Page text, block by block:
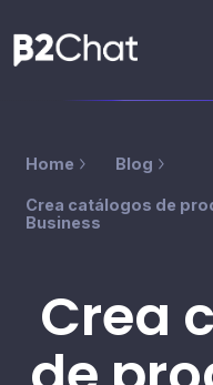
Home Blog
Crea catálogos de
Business
Crea